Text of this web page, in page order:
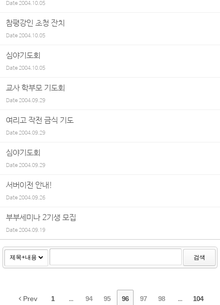
Date2004.10.05
참평강인 초청 잔치
Date2004.10.05
심야기도회
Date2004.10.05
교사 학부모 기도회
Date2004.09.29
여리고 작전 금식 기도
Date2004.09.29
심야기도회
Date2004.09.29
서버이전 안내!
Date2004.09.26
부부세미나 2기생 모집
Date2004.09.19
검색
Prev 1 ... 94 95 96 97 98 ... 104